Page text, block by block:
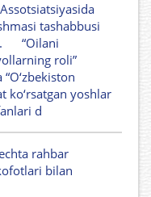
tashabbusi
“Oilani
roli”
ko‘rsatgan yoshlar
d
rahbar
bilan